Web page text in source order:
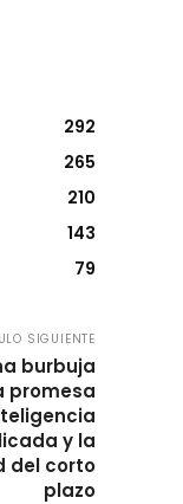
292
265
210
143
79
SIGUIENTE
burbuja
promesa
y la
del corto
plazo